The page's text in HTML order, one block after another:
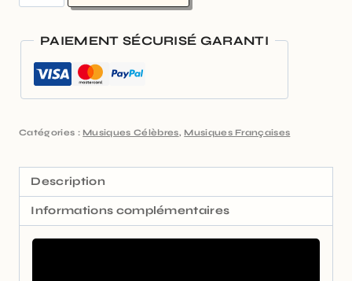
PAIEMENT SÉCURISÉ GARANTI
Catégories : Musiques Célèbres, Musiques Françaises
Description
Informations complémentaires